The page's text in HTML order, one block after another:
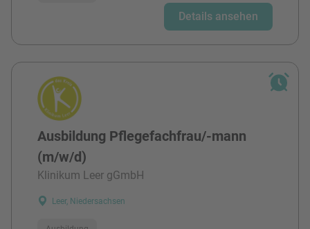
Details ansehen
Ausbildung Pflegefachfrau/-mann
(m/w/d)
Klinikum Leer gGmbH
Leer, Niedersachsen